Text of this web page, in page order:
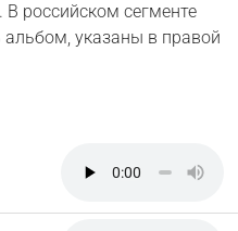
В российском сегменте
указаны в правой